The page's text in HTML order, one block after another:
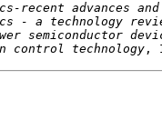
recent advances
- a technology
semiconductor
control technology